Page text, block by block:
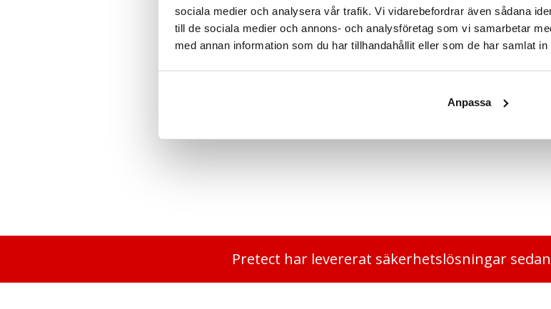
sociala medier och analysera vår trafik. Vi vidarebefordrar även sådana
till de sociala medier och annons- och analysföretag som vi samarbetar
med annan information som du har tillhandahållit eller som de har samlat
Anpassa
Pretect har levererat säkerhetslösningar